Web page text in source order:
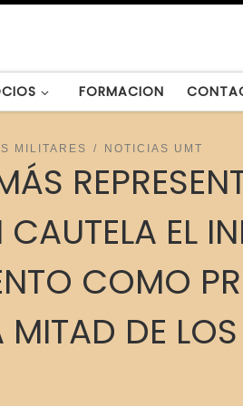
FORMACION
MILITARES NOTICIAS UMT
EL
COMO
MITAD DE LOS